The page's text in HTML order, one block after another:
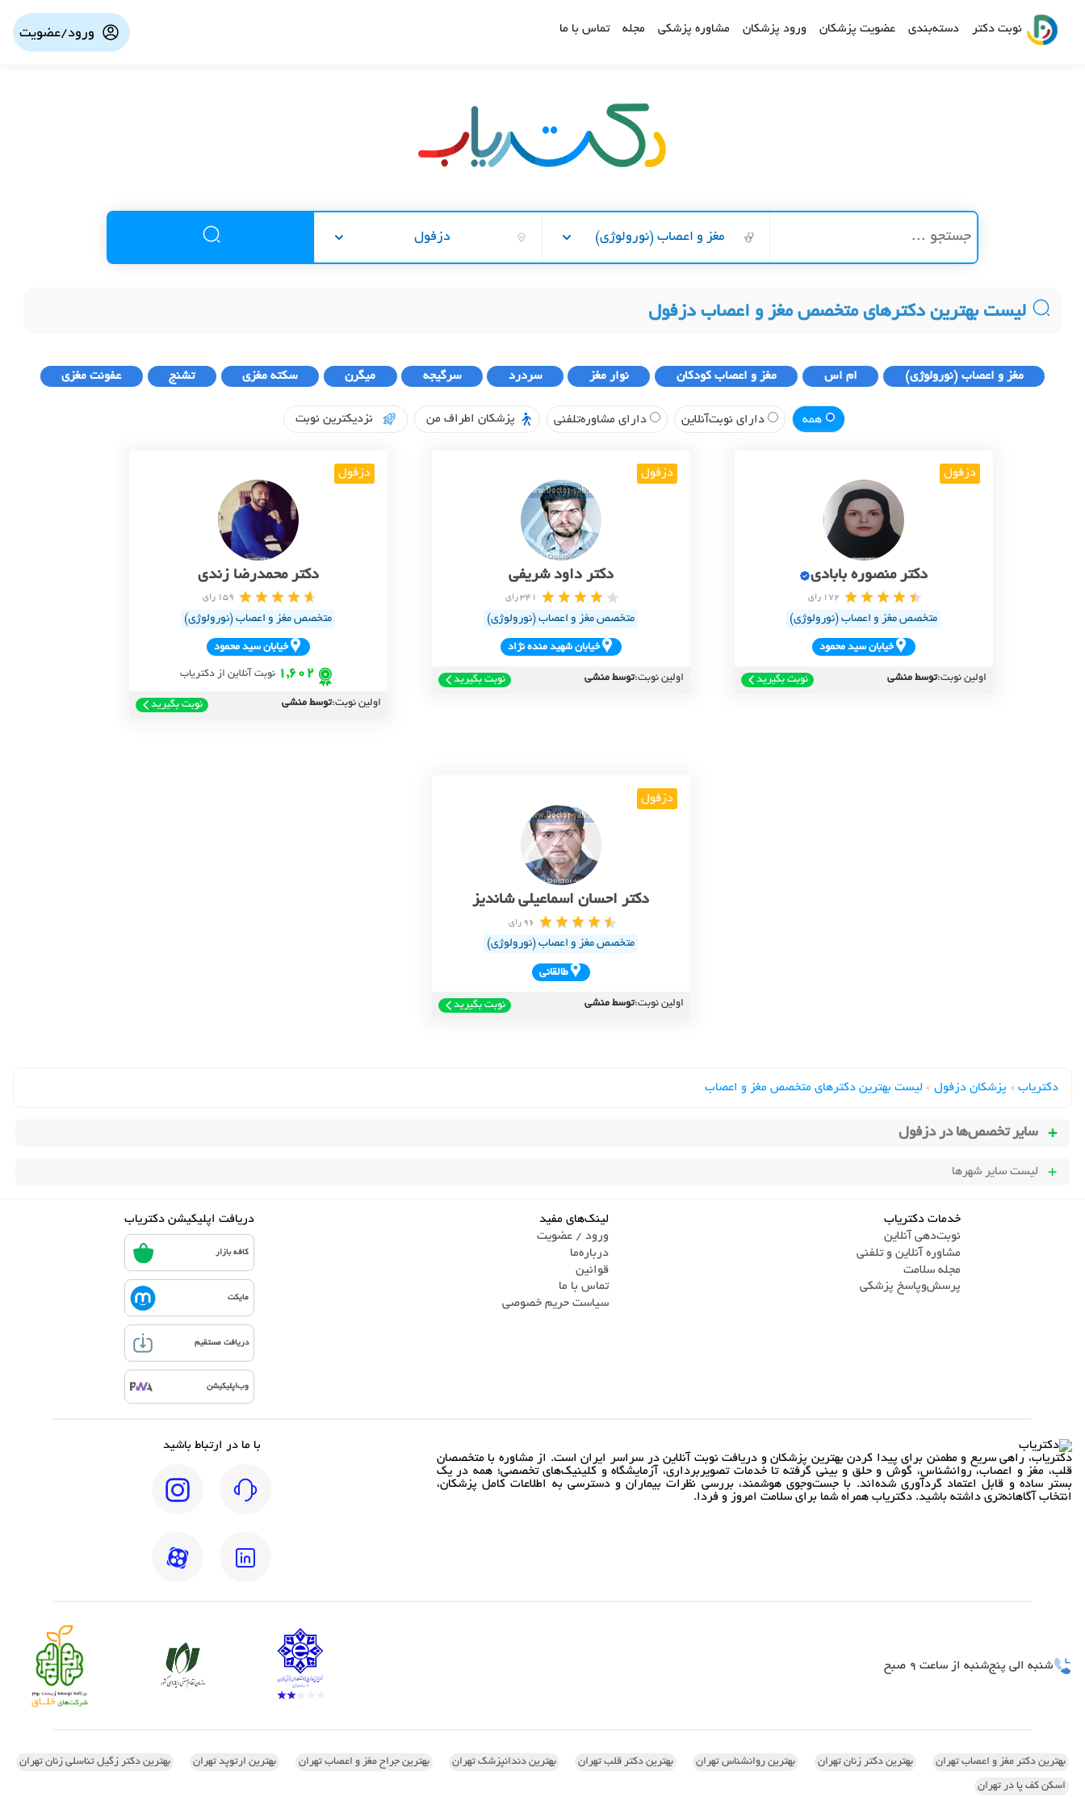
نوبت دکتر دسته‌بندی عضویت پزشکان ورود پزشکان مشاوره پزشکی مجله تماس با ما ورود/عضویت
مغز و اعصاب (نورولوژی) دزفول
لیست بهترین دکترهای متخصص مغز و اعصاب دزفول
مغز و اعصاب (نورولوژی) ام اس مغز و اعصاب کودکان نوار مغز سردرد سرگیجه میگرن سکته مغزی تشنج عفونت مغزی
همه دارای نوبت‌آنلاین دارای مشاوره‌تلفنی پزشکان اطراف من نزدیکترین نوبت
دزفول
دکتر منصوره بابادی
172 رای
متخصص مغز و اعصاب (نورولوژی)
خيابان سيد محمود
اولین نوبت:توسط منشی نوبت بگیرید
دزفول
دکتر داود شریفی
341 رای
متخصص مغز و اعصاب (نورولوژی)
خيابان شهيد منده نژاد
اولین نوبت:توسط منشی نوبت بگیرید
دزفول
دکتر محمدرضا زندی
159 رای
متخصص مغز و اعصاب (نورولوژی)
خيابان سيد محمود
1,602 نوبت آنلاین از دکتریاب
اولین نوبت:توسط منشی نوبت بگیرید
دزفول
دکتر احسان اسماعیلی شاندیز
96 رای
متخصص مغز و اعصاب (نورولوژی)
طالقاني
اولین نوبت:توسط منشی نوبت بگیرید
دکتریاب › پزشکان دزفول › لیست بهترین دکترهای متخصص مغز و اعصاب
سایر تخصص‌ها دردزفول
لیست سایر شهرها
خدمات دکتریاب
نوبت‌دهی آنلاین
مشاوره آنلاین و تلفنی
مجله سلامت
پرسش‌و‌پاسخ پزشکی
لینک‌های مفید
ورود / عضویت
درباره‌ما
قوانین
تماس ‌با ما
سیاست حریم خصوصی
دریافت اپلیکیشن دکتریاب
کافه بازار
مایکت
دریافت مستقیم
وب‌اپلیکیشن
دکتریاب، راهی سریع و مطمئن برای پیدا کردن بهترین پزشکان و دریافت نوبت آنلاین در سراسر ایران است. از مشاوره با متخصصان
قلب، مغز و اعصاب، روانشناس، گوش و حلق و بینی گرفته تا خدمات تصویربرداری، آزمایشگاه و کلینیک‌های تخصصی؛ همه در یک
بستر ساده و قابل اعتماد گردآوری شده‌اند. با جست‌وجوی هوشمند، بررسی نظرات بیماران و دسترسی به اطلاعات کامل پزشکان،
انتخاب آگاهانه‌تری داشته باشید. دکتریاب همراه شما برای سلامت امروز و فردا.
با ما در ارتباط باشید
شنبه الی پنج‌شنبه از ساعت 9 صبح
بهترین دکتر مغز و اعصاب تهران بهترین دکتر زنان تهران بهترین روانشناس تهران بهترین دکتر قلب تهران بهترین دندانپزشک تهران بهترین جراح مغز و اعصاب تهران بهترین ارتوپد تهران بهترین دکتر زگیل تناسلی زنان تهران
اسکن کف پا در تهران